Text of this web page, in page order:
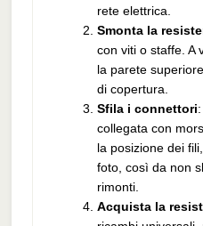
rete elettrica.
Smonta la
con viti o staffe. A
la parete
di copertura.
Sfila i connettori
collegata con
la posizione dei
foto, così da non
rimonti.
Acquista la